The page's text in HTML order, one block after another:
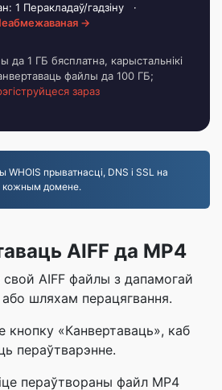
1 Перакладаў/гадзіну
·
→
да 1 ГБ бясплатна, карыстальнікі
файлы да 100 ГБ;
зараз
WHOIS прыватнасці, DNS і SSL на
кожным домене.
AIFF да MP4
свой AIFF файлы з дапамогай
шляхам перацягвання.
кнопку «Канвертаваць», каб
пераўтварэнне.
пераўтвораны файл MP4